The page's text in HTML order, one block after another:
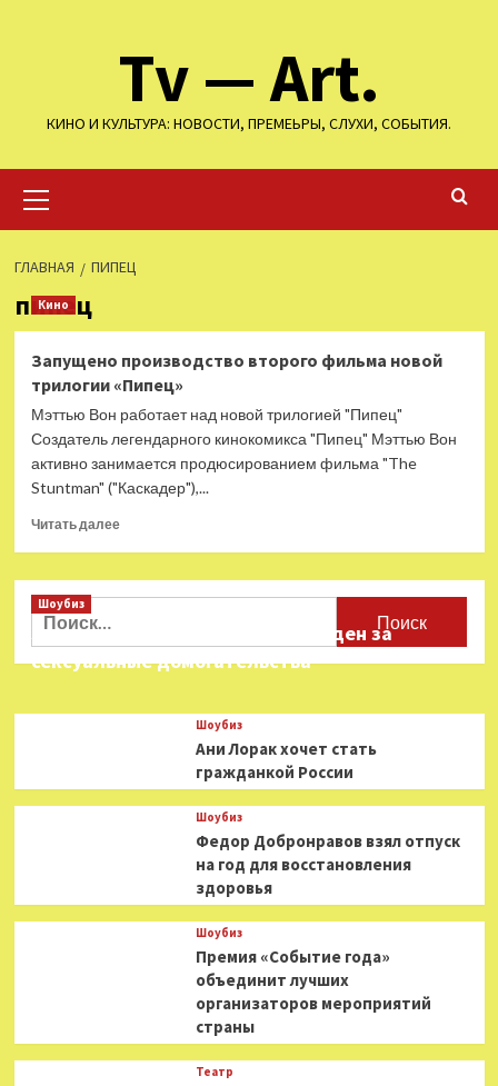
Tv — Art.
КИНО И КУЛЬТУРА: НОВОСТИ, ПРЕМЕЬРЫ, СЛУХИ, СОБЫТИЯ.
меню
ГЛАВНАЯ ПИПЕЦ
пипец
Кино
Запущено производство второго фильма новой
трилогии «Пипец»
Мэттью Вон работает над новой трилогией "Пипец"
Создатель легендарного кинокомикса "Пипец" Мэттью Вон
активно занимается продюсированием фильма "The
Stuntman" ("Каскадер"),...
Читать далееПрочитать
Запущено
фильма
новой
«Пипец»
Найти:
Шоубиз
Звезда «Игры в кальмара» осужден за
сексуальные домогательства
Шоубиз
Ани Лорак хочет стать
гражданкой России
Шоубиз
Федор Добронравов взял отпуск
на год для восстановления
здоровья
Шоубиз
Премия «Событие года»
объединит лучших
организаторов мероприятий
страны
Театр